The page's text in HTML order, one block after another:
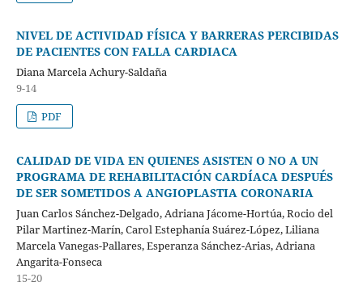
NIVEL DE ACTIVIDAD FÍSICA Y BARRERAS PERCIBIDAS
DE PACIENTES CON FALLA CARDIACA
Diana Marcela Achury-Saldaña
9-14
PDF
CALIDAD DE VIDA EN QUIENES ASISTEN O NO A UN
PROGRAMA DE REHABILITACIÓN CARDÍACA DESPUÉS
DE SER SOMETIDOS A ANGIOPLASTIA CORONARIA
Juan Carlos Sánchez-Delgado, Adriana Jácome-Hortúa, Rocio del
Pilar Martinez-Marín, Carol Estephanía Suárez-López, Liliana
Marcela Vanegas-Pallares, Esperanza Sánchez-Arias, Adriana
Angarita-Fonseca
15-20